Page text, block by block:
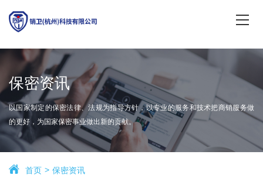
保密资讯
以国家制定的保密法律、法规为指导方针，以专业的服务和技术把商销服务做
的更好，为国家保密事业做出新的贡献。
首页 保密资讯